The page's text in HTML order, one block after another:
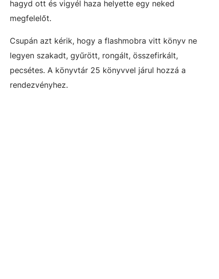
hagyd ott és vigyél haza helyette egy neked
megfelelőt.
Csupán azt kérik, hogy a flashmobra vitt könyv ne
legyen szakadt, gyűrött, rongált, összefirkált,
pecsétes. A könyvtár 25 könyvvel járul hozzá a
rendezvényhez.